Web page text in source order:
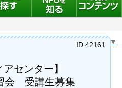
Select Language ▼
センター】
会 受講生募集
ID:42161